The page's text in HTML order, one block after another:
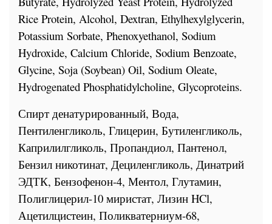
Rice Protein, Alcohol, Dextran, Ethylhexylglycerin,
Potassium Sorbate, Phenoxyethanol, Sodium
Hydroxide, Calcium Chloride, Sodium Benzoate,
Glycine, Soja (Soybean) Oil, Sodium Oleate,
Hydrogenated Phosphatidylcholine, Glycoproteins.
Спирт денатурированный, Вода,
Пентиленгликоль, Глицерин, Бутиленгликоль,
Каприлилгликоль, Пропандиол, Пантенол,
Бензил никотинат, Дециленгликоль, Динатрий
ЭДТК, Бензофенон-4, Ментол, Глутамин,
Полиглицерил-10 миристат, Лизин HCl,
Ацетилцистеин, Поликватерниум-68,